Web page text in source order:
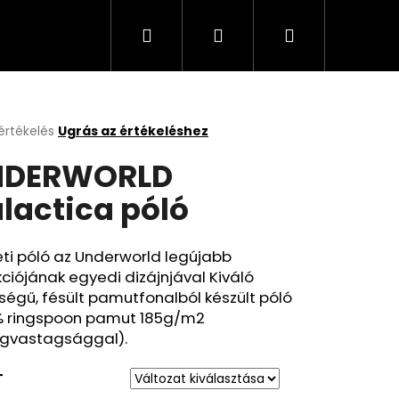
KeresésBejelentkezés
Kosár
Ugrás az értékeléshez
póló
póló az Underworld legújabb
egyedi dizájnjával Kiváló
fésült pamutfonalból készült póló
ringspoon pamut 185g/m2